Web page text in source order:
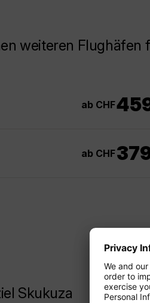
weiteren Flughäfen
ab CHF
ab CHF
Skukuza